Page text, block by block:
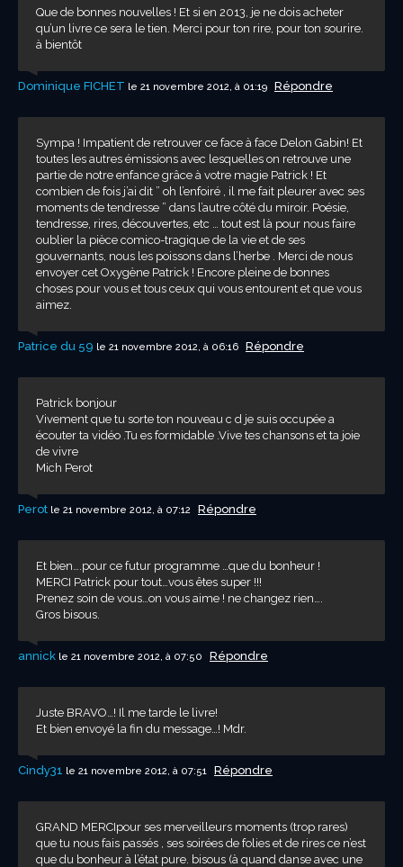
Que de bonnes nouvelles ! Et si en 2013, je ne dois acheter
qu’un livre ce sera le tien. Merci pour ton rire, pour ton sourire.
à bientôt
Dominique FICHET le 21 novembre 2012, à 01:19 Répondre
Sympa ! Impatient de retrouver ce face à face Delon Gabin! Et
toutes les autres émissions avec lesquelles on retrouve une
partie de notre enfance grâce à votre magie Patrick ! Et
combien de fois j’ai dit ” oh l’enfoiré , il me fait pleurer avec ses
moments de tendresse ” dans l’autre côté du miroir. Poésie,
tendresse, rires, découvertes, etc … tout est là pour nous faire
oublier la pièce comico-tragique de la vie et de ses
gouvernants, nous les poissons dans l’herbe . Merci de nous
envoyer cet Oxygène Patrick ! Encore pleine de bonnes
choses pour vous et tous ceux qui vous entourent et que vous
aimez.
Patrice du 59 le 21 novembre 2012, à 06:16 Répondre
Patrick bonjour
Vivement que tu sorte ton nouveau c d je suis occupée a
écouter ta vidéo .Tu es formidable .Vive tes chansons et ta joie
de vivre
Mich Perot
Perot le 21 novembre 2012, à 07:12 Répondre
Et bien….pour ce futur programme …que du bonheur !
MERCI Patrick pour tout…vous êtes super !!!
Prenez soin de vous…on vous aime ! ne changez rien….
Gros bisous.
annick le 21 novembre 2012, à 07:50 Répondre
Juste BRAVO…! Il me tarde le livre!
Et bien envoyé la fin du message…! Mdr.
Cindy31 le 21 novembre 2012, à 07:51 Répondre
GRAND MERCIpour ses merveilleurs moments (trop rares)
que tu nous fais passés , ses soirées de folies et de rires ce n’est
que du bonheur à l’état pure. bisous (à quand danse avec une